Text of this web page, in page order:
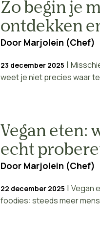
Zo begin je
ontdekken
Door Marjolein (Chef)
23 december 2025 |
weet je niet precies waar
Vegan eten:
echt
Door Marjolein (Chef)
22 december 2025 | Vegan
foodies: steeds meer